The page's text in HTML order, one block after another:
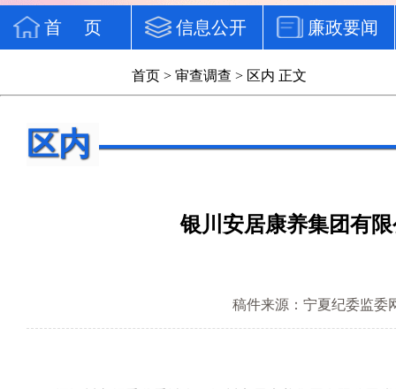
首 页 信息公开 廉政要闻
首页 > 审查调查 > 区内 正文
区内
银川安居康养集团有
稿件来源：宁夏纪委监委